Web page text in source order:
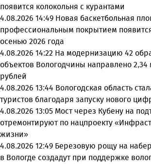
появится колокольня с курантами
4.08.2026 14:49 Новая баскетбольная
профессиональным покрытием
осенью 2026 года
4.08.2026 14:22 На модернизацию 42
объектов Вологодчины направлено
рублей
4.08.2026 13:44 Вологодская область
туристов благодаря запуску нового
4.08.2026 13:05 Мост через Кубену на
отремонтируют по нацпроекту
жизни»
4.08.2026 12:49 Березовую рощу на
в Вологде создадут при поддержке